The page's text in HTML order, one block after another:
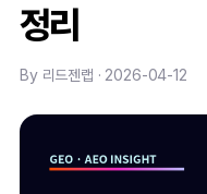
정리
By 리드젠랩 · 2026-04-12